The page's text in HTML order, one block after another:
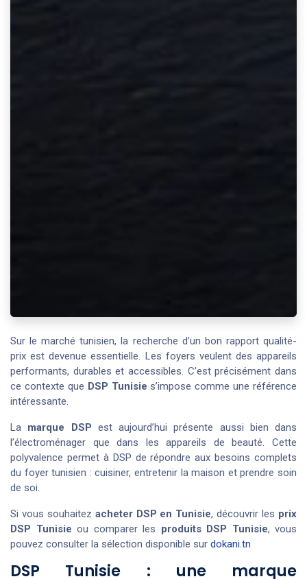
Sur le marché tunisien, la recherche d’un bon rapport qualité-
prix est devenue essentielle. Les foyers veulent des appareils
performants, durables et accessibles. C’est précisément dans
ce contexte que DSP Tunisie s’impose comme une référence
intéressante.
La marque DSP est aujourd’hui présente aussi bien dans
l’électroménager que dans les appareils de beauté. Cette
polyvalence permet à DSP de répondre aux besoins complets
du foyer tunisien : cuisiner, entretenir la maison et prendre soin
de soi.
Si vous souhaitez acheter DSP en Tunisie, découvrir les prix
DSP Tunisie ou comparer les produits DSP Tunisie, vous
pouvez consulter la sélection disponible sur dokani.tn
DSP Tunisie : une marque